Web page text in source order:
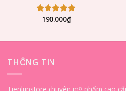
Được xếp
190.000₫
THÔNG TIN
Tienlunstore chuyên mỹ phẩm cao